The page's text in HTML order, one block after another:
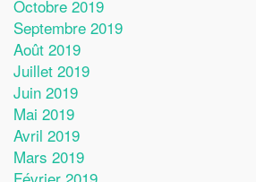
Octobre 2019
Septembre 2019
Août 2019
Juillet 2019
Juin 2019
Mai 2019
Avril 2019
Mars 2019